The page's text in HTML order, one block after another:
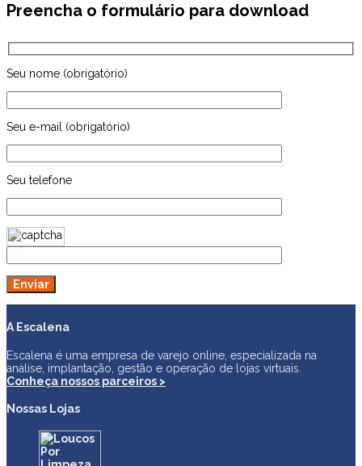
Preencha o formulário para download
Seu nome (obrigatório)
Seu e-mail (obrigatório)
Seu telefone
A Escalena
Escalena é uma empresa de varejo online, especializada na
análise, implantação, gestão e operação de lojas virtuais.
Conheça nossos parceiros >
Nossas Lojas